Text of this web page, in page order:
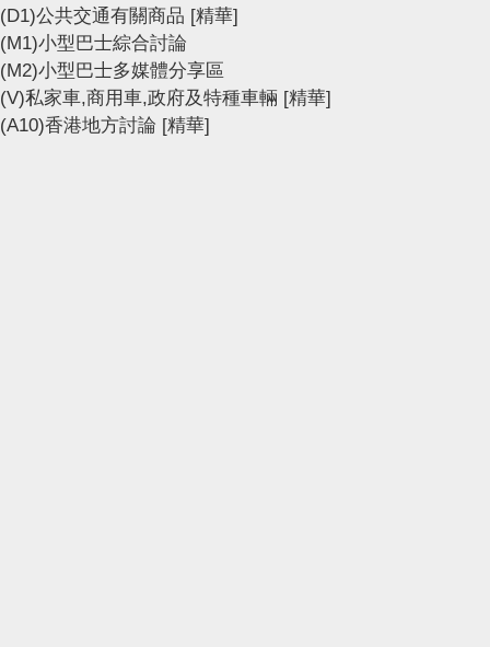
(D1)公共交通有關商品 [精華]
(M1)小型巴士綜合討論
(M2)小型巴士多媒體分享區
(V)私家車,商用車,政府及特種車輛 [精華]
(A10)香港地方討論 [精華]